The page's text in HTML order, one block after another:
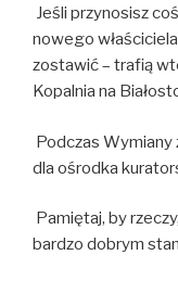
Jeśli przynosisz
nowego
zostawić – trafią
Kopalnia na
Podczas Wymiany
dla ośrodka
Pamiętaj, by
bardzo dobrym